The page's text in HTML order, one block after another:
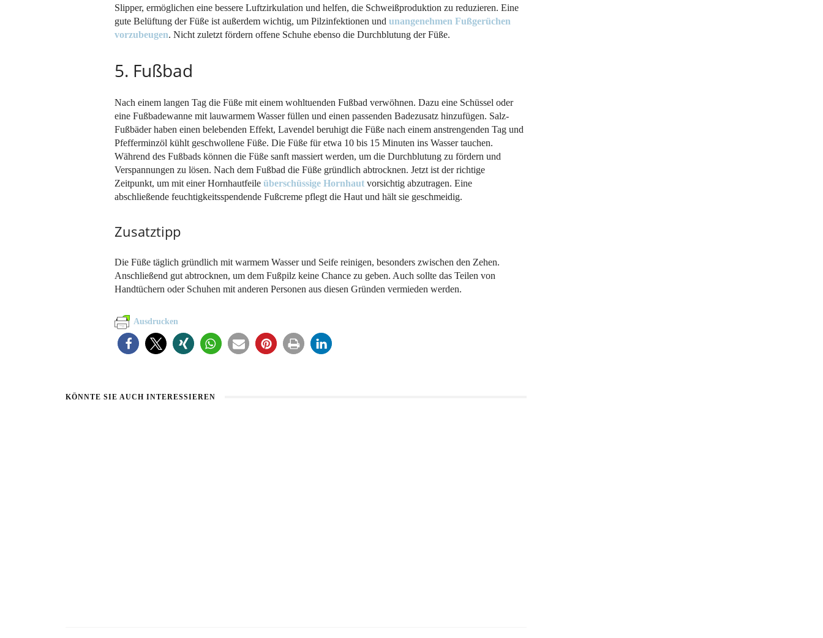
Slipper, ermöglichen eine bessere Luftzirkulation und helfen, die Schweißproduktion zu reduzieren. Eine
gute Belüftung der Füße ist außerdem wichtig, um Pilzinfektionen und unangenehmen Fußgerüchen
vorzubeugen. Nicht zuletzt fördern offene Schuhe ebenso die Durchblutung der Füße.
5. Fußbad
Nach einem langen Tag die Füße mit einem wohltuenden Fußbad verwöhnen. Dazu eine Schüssel oder
eine Fußbadewanne mit lauwarmem Wasser füllen und einen passenden Badezusatz hinzufügen. Salz-
Fußbäder haben einen belebenden Effekt, Lavendel beruhigt die Füße nach einem anstrengenden Tag und
Pfefferminzöl kühlt geschwollene Füße. Die Füße für etwa 10 bis 15 Minuten ins Wasser tauchen.
Während des Fußbads können die Füße sanft massiert werden, um die Durchblutung zu fördern und
Verspannungen zu lösen. Nach dem Fußbad die Füße gründlich abtrocknen. Jetzt ist der richtige
Zeitpunkt, um mit einer Hornhautfeile überschüssige Hornhaut vorsichtig abzutragen. Eine
abschließende feuchtigkeitsspendende Fußcreme pflegt die Haut und hält sie geschmeidig.
Zusatztipp
Die Füße täglich gründlich mit warmem Wasser und Seife reinigen, besonders zwischen den Zehen.
Anschließend gut abtrocknen, um dem Fußpilz keine Chance zu geben. Auch sollte das Teilen von
Handtüchern oder Schuhen mit anderen Personen aus diesen Gründen vermieden werden.
Ausdrucken
KÖNNTE SIE AUCH INTERESSIEREN